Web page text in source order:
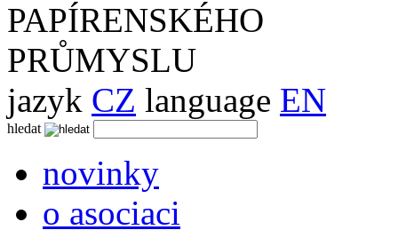
PAPÍRENSKÉHO
PRŮMYSLU
jazyk CZ language EN
hledat
novinky
o asociaci